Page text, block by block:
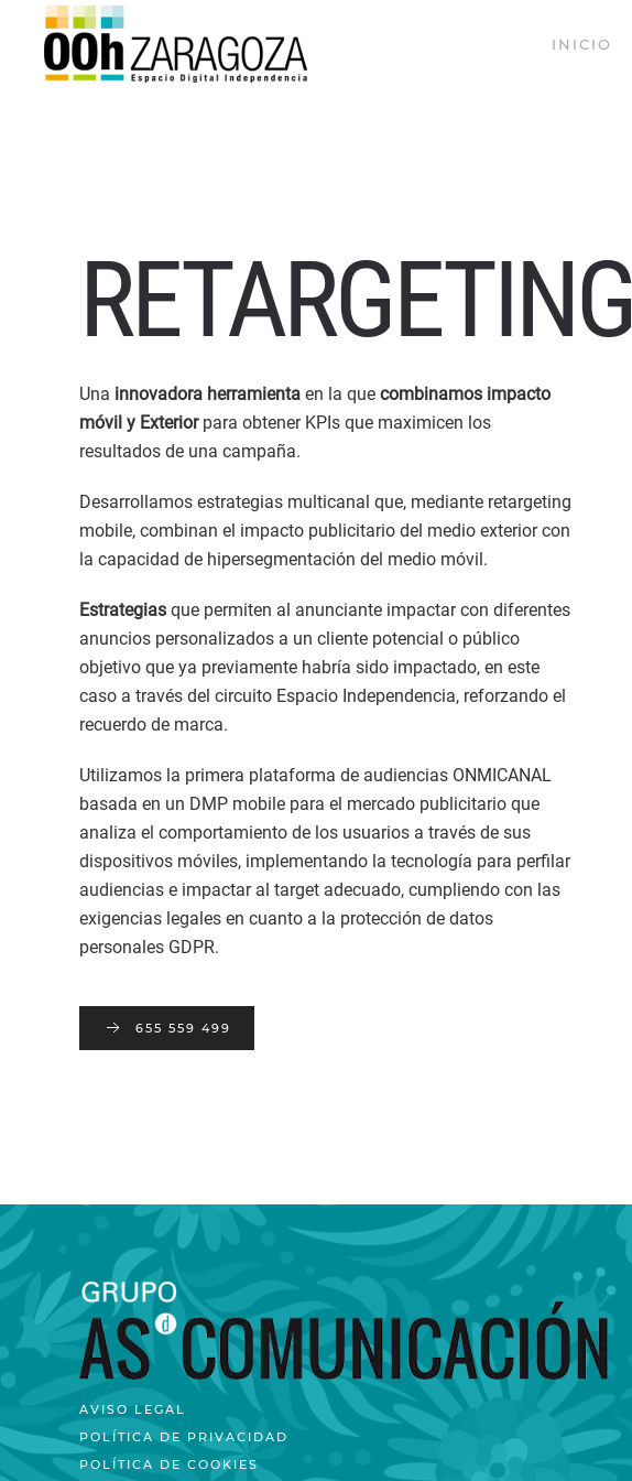
INICIO
RETARGETING
Una innovadora herramienta en la que combinamos impacto
móvil y Exteriorpara obtener KPIs que maximicen los
resultados de una campaña.
Desarrollamos estrategias multicanal que, mediante retargeting
mobile, combinan el impacto publicitario del medio exterior con
la capacidad de hipersegmentación del medio móvil.
Estrategias que permiten al anunciante impactar con diferentes
anuncios personalizados a un cliente potencial o público
objetivo que ya previamente habría sido impactado, en este
caso a través del circuito Espacio Independencia, reforzando el
recuerdo de marca.
Utilizamos la primera plataforma de audiencias ONMICANAL
basada en un DMP mobile para el mercado publicitario que
analiza el comportamiento de los usuarios a través de sus
dispositivos móviles, implementando la tecnología para perfilar
audiencias e impactar al target adecuado, cumpliendo con las
exigencias legales en cuanto a la protección de datos
personales GDPR.
655 559 499
AVISO LEGAL
POLÍTICA DE PRIVACIDAD
POLÍTICA DE COOKIES